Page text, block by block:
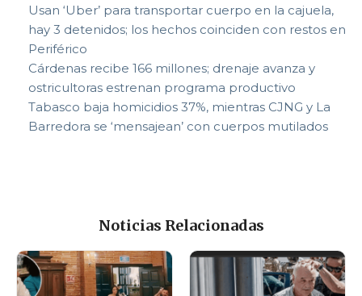
Usan ‘Uber’ para transportar cuerpo en la cajuela,
hay 3 detenidos; los hechos coinciden con restos en
Periférico
Cárdenas recibe 166 millones; drenaje avanza y
ostricultoras estrenan programa productivo
Tabasco baja homicidios 37%, mientras CJNG y La
Barredora se ‘mensajean’ con cuerpos mutilados
Noticias Relacionadas